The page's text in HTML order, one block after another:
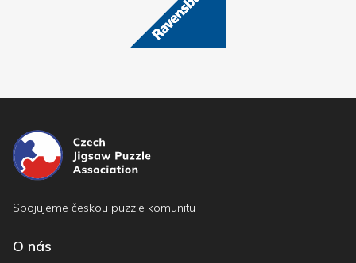
Spojujeme českou puzzle komunitu
O nás